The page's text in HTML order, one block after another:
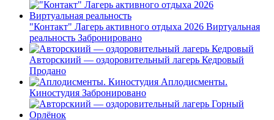
"Контакт" Лагерь активного отдыха 2026 Виртуальная
реальность Забронировано
Авторскиий — оздоровительный лагерь Кедровый
Продано
Аплодисменты.
Киностудия Забронировано